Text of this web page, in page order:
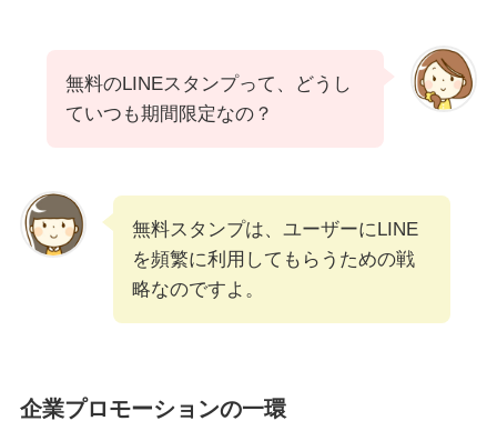
無料のLINEスタンプって、どうし
ていつも期間限定なの？
無料スタンプは、ユーザーにLINE
を頻繁に利用してもらうための戦
略なのですよ。
企業プロモーションの一環